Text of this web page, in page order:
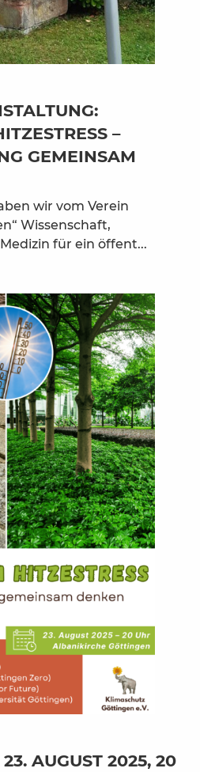
–
GEMEINSAM
wir vom Verein
Wissenschaft,
für ein öffent...
AUGUST 2025, 20